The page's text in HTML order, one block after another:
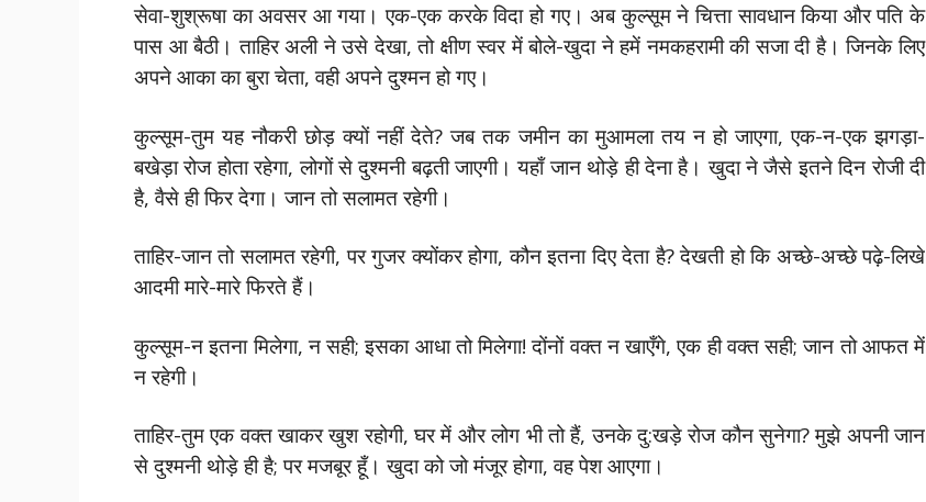
सेवा-शुश्रूषा का अवसर आ गया। एक-एक करके विदा हो गए। अब कुल्सूम ने चित्ता सावधान किया और पति के
पास आ बैठी। ताहिर अली ने उसे देखा, तो क्षीण स्वर में बोले-खुदा ने हमें नमकहरामी की सजा दी है। जिनके लिए
अपने आका का बुरा चेता, वही अपने दुश्मन हो गए।
कुल्सूम-तुम यह नौकरी छोड़ क्यों नहीं देते? जब तक जमीन का मुआमला तय न हो जाएगा, एक-न-एक झगड़ा-
बखेड़ा रोज होता रहेगा, लोगों से दुश्मनी बढ़ती जाएगी। यहाँ जान थोड़े ही देना है। खुदा ने जैसे इतने दिन रोजी दी
है, वैसे ही फिर देगा। जान तो सलामत रहेगी।
ताहिर-जान तो सलामत रहेगी, पर गुजर क्योंकर होगा, कौन इतना दिए देता है? देखती हो कि अच्छे-अच्छे पढ़े-लिखे
आदमी मारे-मारे फिरते हैं।
कुल्सूम-न इतना मिलेगा, न सही; इसका आधा तो मिलेगा! दोंनों वक्त न खाएँगे, एक ही वक्त सही; जान तो आफत में
न रहेगी।
ताहिर-तुम एक वक्त खाकर खुश रहोगी, घर में और लोग भी तो हैं, उनके दु:खड़े रोज कौन सुनेगा? मुझे अपनी जान
से दुश्मनी थोड़े ही है; पर मजबूर हूँ। खुदा को जो मंजूर होगा, वह पेश आएगा।